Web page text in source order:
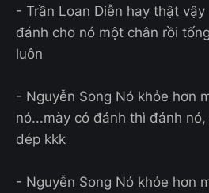
- Trần Loan Diễn hay thật
đánh cho nó một chân rồi
luôn
- Nguyễn Song Nó khỏe hơn
nó...mày có đánh thì đánh
dép kkk
- Nguyễn Song Nó khỏe hơn